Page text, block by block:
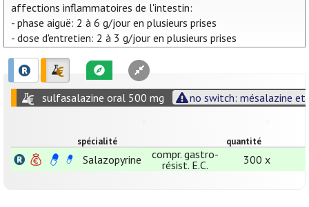
affections inflammatoires de l'intestin:
- phase aiguë: 2 à 6 g/jour en plusieurs prises
- dose d'entretien: 2 à 3 g/jour en plusieurs prises
sulfasalazine oral 500 mg no switch: mésalazine
spécialité quantité
Salazopyrine
compr. gastro-
résist. E.C.
300 x